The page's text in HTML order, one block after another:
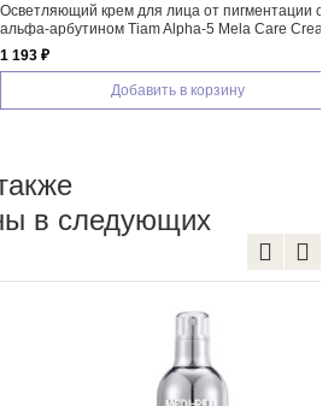
крем для лица от пигментации с
арбутином Tiam Alpha-5 Mela Care Cream
Добавить в корзину
в следующих